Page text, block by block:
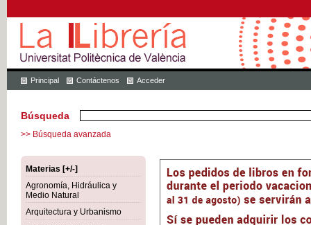
Principal Contáctenos Acceder
Búsqueda
>> Búsqueda avanzada
Materias [+/-]
Agronomía, Hidráulica y
Medio Natural
Arquitectura y Urbanismo